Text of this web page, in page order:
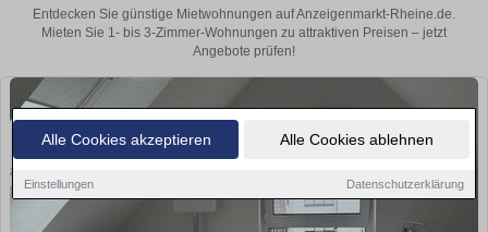
Alle Cookies akzeptieren Alle Cookies ablehnen
Einstellungen Datenschutzerklärung
Entdecken Sie günstige Mietwohnungen auf Anzeigenmarkt-Rheine.de.
Mieten Sie 1- bis 3-Zimmer-Wohnungen zu attraktiven Preisen – jetzt
Angebote prüfen!